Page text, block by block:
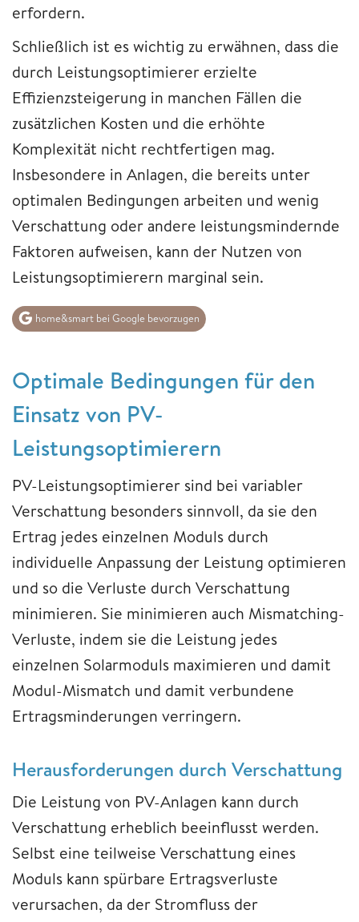
erfordern.
Schließlich ist es wichtig zu erwähnen, dass die
durch Leistungsoptimierer erzielte
Effizienzsteigerung in manchen Fällen die
zusätzlichen Kosten und die erhöhte
Komplexität nicht rechtfertigen mag.
Insbesondere in Anlagen, die bereits unter
optimalen Bedingungen arbeiten und wenig
Verschattung oder andere leistungsmindernde
Faktoren aufweisen, kann der Nutzen von
Leistungsoptimierern marginal sein.
home&smart bei Google bevorzugen
Optimale Bedingungen für den
Einsatz von PV-
Leistungsoptimierern
PV-Leistungsoptimierer sind bei variabler
Verschattung besonders sinnvoll, da sie den
Ertrag jedes einzelnen Moduls durch
individuelle Anpassung der Leistung optimieren
und so die Verluste durch Verschattung
minimieren. Sie minimieren auch Mismatching-
Verluste, indem sie die Leistung jedes
einzelnen Solarmoduls maximieren und damit
Modul-Mismatch und damit verbundene
Ertragsminderungen verringern.
Herausforderungen durch Verschattung
Die Leistung von PV-Anlagen kann durch
Verschattung erheblich beeinflusst werden.
Selbst eine teilweise Verschattung eines
Moduls kann spürbare Ertragsverluste
verursachen, da der Stromfluss der